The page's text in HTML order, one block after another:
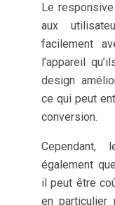
Le
aux
facilement
l’appareil
design
ce qui peut
conversion.
Cependant,
également
il peut être
en particulier